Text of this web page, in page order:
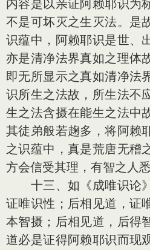
内容是以亲证阿赖耶识为
不是可坏灭之生灭法。是
识蕴中，阿赖耶识是世、
亦是清净法界真如之理体
即无所显示之真如清净法
识所生之法故，所生法不
生之法含摄在能生之法中
其徒弟般若趜多，将阿赖
之识蕴中，真是荒唐无稽
方会信受其理，有智之人悉
十三、如《成唯识论》
证唯识性；后相见道，证
本智摄；后相见道，后得
道必是证得阿赖耶识而现